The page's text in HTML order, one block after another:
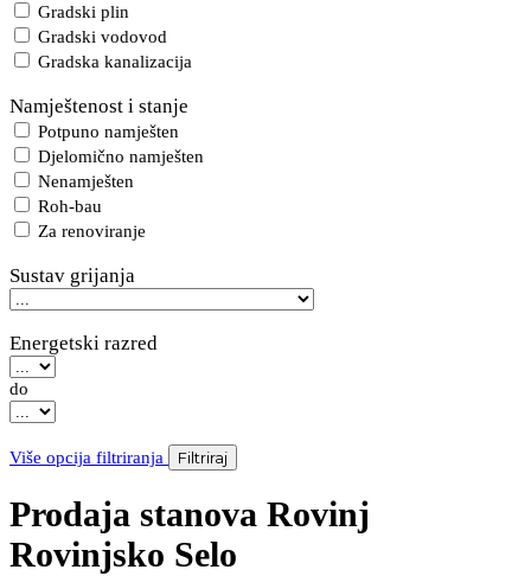
Gradski plin
Gradski vodovod
Gradska kanalizacija
Namještenost i stanje
Potpuno namješten
Djelomično namješten
Nenamješten
Roh-bau
Za renoviranje
Sustav grijanja
Energetski razred
do
Više opcija filtriranja Filtriraj
Prodaja stanova Rovinj
Rovinjsko Selo